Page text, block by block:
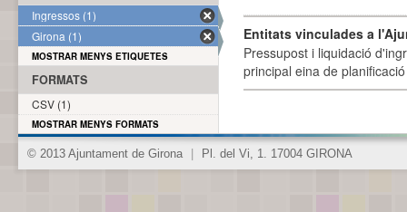
Entitats vinculades a
Pressupost i liquidació
principal eina de
Ingressos (1)
Girona (1)
MOSTRAR MENYS ETIQUETES
FORMATS
CSV (1)
MOSTRAR MENYS FORMATS
© 2013 Ajuntament de Girona Pl. del Vi, 1. 17004 GIRONA